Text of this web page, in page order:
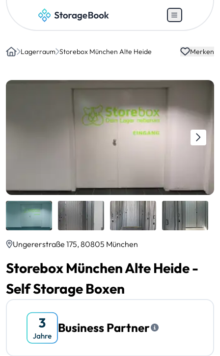
Lagerraum Storebox München Alte Heide Merken
Ungererstraße 175, 80805 München
Storebox München Alte Heide -
Self Storage Boxen
Business Partner